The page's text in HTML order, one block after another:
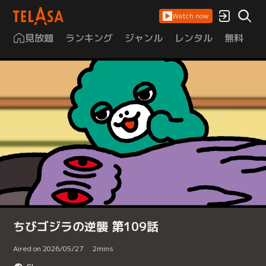
Watch now
見放題 ランキング ジャンル レンタル 無料
ちびゴジラの逆襲 第109話
Aired on 2026/05/27 2mins